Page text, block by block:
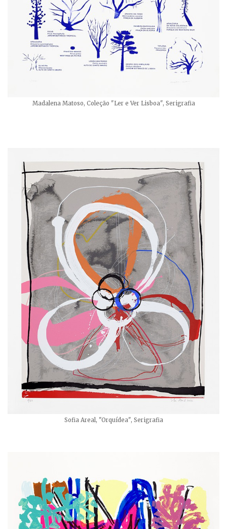
Madalena Matoso, Coleção "Ler e Ver Lisboa", Serigrafia
Sofia Areal, "Orquídea", Serigrafia